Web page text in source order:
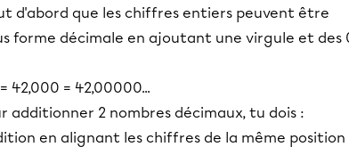
d'abord que les chiffres entiers peuvent être
forme décimale en ajoutant une virgule et des
42,000 = 42,00000...
additionner 2 nombres décimaux, tu dois :
en alignant les chiffres de la même position